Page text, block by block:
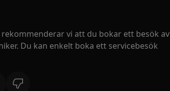
vi att du bokar ett besök av
Du kan enkelt boka ett servicebesök